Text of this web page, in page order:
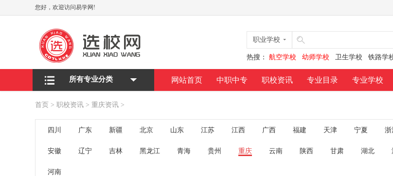
您好，欢迎访问易学网!
职业学校
热搜： 航空学校 幼师学校 卫生学校 铁路学
所有专业分类 网站首页 中职中专 职校资讯 专业目录 专业学校
首页 > 职校资讯 > 重庆资讯 >
四川 广东 新疆 北京 山东 江苏 江西 广西 福建 天津 宁夏 浙
安徽 辽宁 吉林 黑龙江 青海 贵州 重庆 云南 陕西 甘肃 湖北
河南